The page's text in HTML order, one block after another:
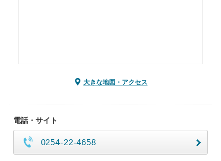
大きな地図・アクセス
電話・サイト
0254-22-4658